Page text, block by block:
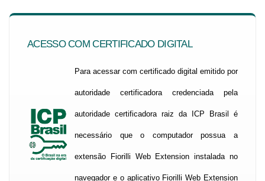
ACESSO COM CERTIFICADO DIGITAL
Para acessar com certificado digital emitido por
autoridade certificadora credenciada pela
autoridade certificadora raiz da ICP Brasil é
necessário que o computador possua a
extensão Fiorilli Web Extension instalada no
navegador e o aplicativo Fiorilli Web Extension